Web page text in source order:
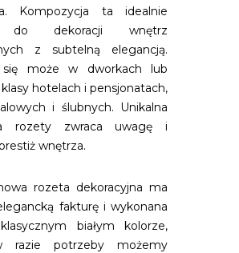
Kompozycja ta idealnie
do dekoracji wnętrz
z subtelną elegancją.
się może w dworkach lub
hotelach i pensjonatach,
i ślubnych. Unikalna
rozety zwraca uwagę i
wnętrza.
rozeta dekoracyjna ma
fakturę i wykonana
białym kolorze,
razie potrzeby możemy